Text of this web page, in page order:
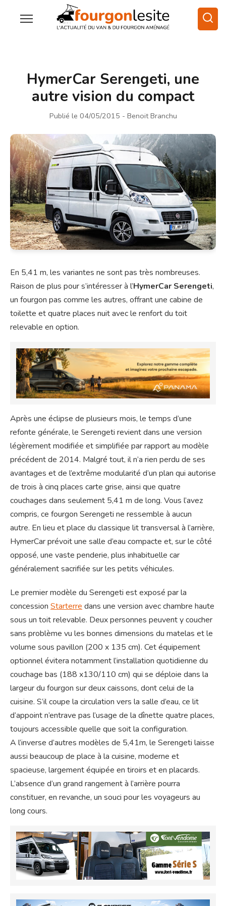
HymerCar Serengeti, une
autre vision du compact
Publié le 04/05/2015 - Benoit Branchu
En 5,41 m, les variantes ne sont pas très nombreuses.
Raison de plus pour s’intéresser à l’HymerCar Serengeti,
un fourgon pas comme les autres, offrant une cabine de
toilette et quatre places nuit avec le renfort du toit
relevable en option.
Après une éclipse de plusieurs mois, le temps d’une
refonte générale, le Serengeti revient dans une version
légèrement modifiée et simplifiée par rapport au modèle
précédent de 2014. Malgré tout, il n’a rien perdu de ses
avantages et de l’extrême modularité d’un plan qui autorise
de trois à cinq places carte grise, ainsi que quatre
couchages dans seulement 5,41 m de long. Vous l’avez
compris, ce fourgon Serengeti ne ressemble à aucun
autre. En lieu et place du classique lit transversal à l’arrière,
HymerCar prévoit une salle d’eau compacte et, sur le côté
opposé, une vaste penderie, plus inhabituelle car
généralement sacrifiée sur les petits véhicules.
Le premier modèle du Serengeti est exposé par la
concession Starterre dans une version avec chambre haute
sous un toit relevable. Deux personnes peuvent y coucher
sans problème vu les bonnes dimensions du matelas et le
volume sous pavillon (200 x 135 cm). Cet équipement
optionnel évitera notamment l’installation quotidienne du
couchage bas (188 x130/110 cm) qui se déploie dans la
largeur du fourgon sur deux caissons, dont celui de la
cuisine. S’il coupe la circulation vers la salle d’eau, ce lit
d’appoint n’entrave pas l’usage de la dînette quatre places,
toujours accessible quelle que soit la configuration.
A l’inverse d’autres modèles de 5,41m, le Serengeti laisse
aussi beaucoup de place à la cuisine, moderne et
spacieuse, largement équipée en tiroirs et en placards.
L’absence d’un grand rangement à l’arrière pourra
constituer, en revanche, un souci pour les voyageurs au
long cours.